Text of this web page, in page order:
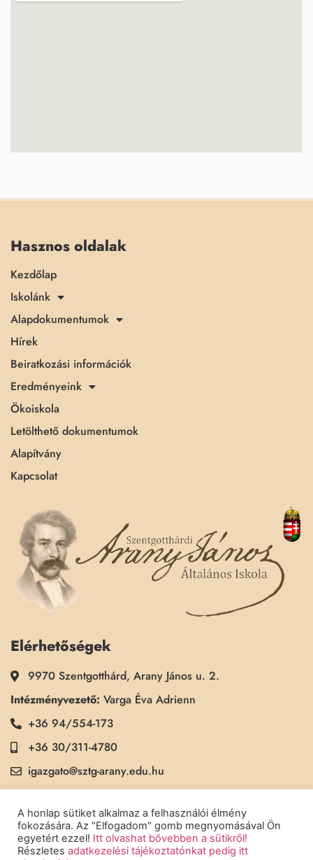
Hasznos oldalak
Kezdőlap
Iskolánk
Alapdokumentumok
Hírek
Beiratkozási információk
Eredményeink
Ökoiskola
Letölthető dokumentumok
Alapítvány
Kapcsolat
Elérhetőségek
9970 Szentgotthárd, Arany János u. 2.
Intézményvezető: Varga Éva Adrienn
+36 94/554-173
+36 30/311-4780
igazgato@sztg-arany.edu.hu
Titkárság:Kimmel Kinga
+36 30/311-5790
titkarsag@sztg-arany.edu.hu
A honlap sütiket alkalmaz a felhasználói élmény
fokozására. Az "Elfogadom" gomb megnyomásával Ön
egyetért ezzel! Itt olvashat bővebben a sütikről!
Részletes adatkezelési tájékoztatónkat pedig itt